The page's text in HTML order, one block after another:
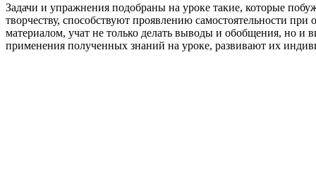
Задачи и упражнения подобраны на уроке такие, которые
творчеству, способствуют проявлению самостоятельности
материалом, учат не только делать выводы и обобщения, но и
применения полученных знаний на уроке, развивают их